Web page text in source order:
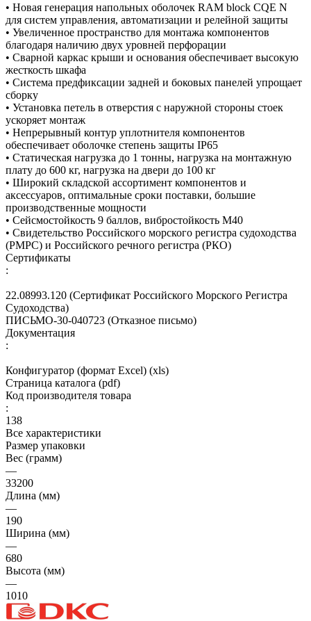
• Новая генерация напольных оболочек RAM block CQE N
для систем управления, автоматизации и релейной защиты
• Увеличенное пространство для монтажа компонентов
благодаря наличию двух уровней перфорации
• Сварной каркас крыши и основания обеспечивает высокую
жесткость шкафа
• Система предфиксации задней и боковых панелей упрощает
сборку
• Установка петель в отверстия с наружной стороны стоек
ускоряет монтаж
• Непрерывный контур уплотнителя компонентов
обеспечивает оболочке степень защиты IP65
• Статическая нагрузка до 1 тонны, нагрузка на монтажную
плату до 600 кг, нагрузка на двери до 100 кг
• Широкий складской ассортимент компонентов и
аксессуаров, оптимальные сроки поставки, большие
производственные мощности
• Сейсмостойкость 9 баллов, вибростойкость М40
• Свидетельство Российского морского регистра судоходства
(РМРС) и Российского речного регистра (РКО)
Сертификаты
:
22.08993.120 (Сертификат Российского Морского Регистра
Судоходства)
ПИСЬМО-30-040723 (Отказное письмо)
Документация
:
Конфигуратор (формат Excel) (xls)
Страница каталога (pdf)
Код производителя товара
:
138
Все характеристики
Размер упаковки
Вес (грамм)
—
33200
Длина (мм)
—
190
Ширина (мм)
—
680
Высота (мм)
—
1010